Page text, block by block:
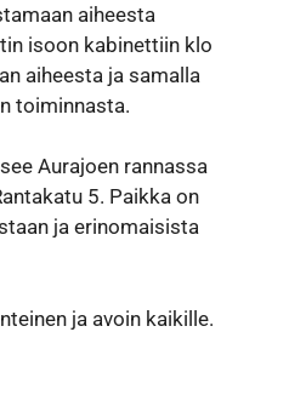
aiheesta
isoon kabinettiin klo
aiheesta ja samalla
toiminnasta.
Aurajoen rannassa
5. Paikka on
ja erinomaisista
ja avoin kaikille.